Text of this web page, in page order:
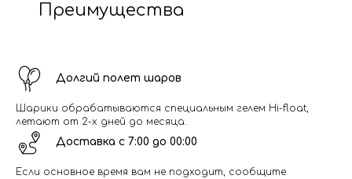
Преимущества
Долгий полет шаров
Шарики обрабатываются специальным гелем Hi-float,
летают от 2-х дней до месяца.
Доставка с 7:00 до 00:00
Если основное время вам не подходит, сообщите